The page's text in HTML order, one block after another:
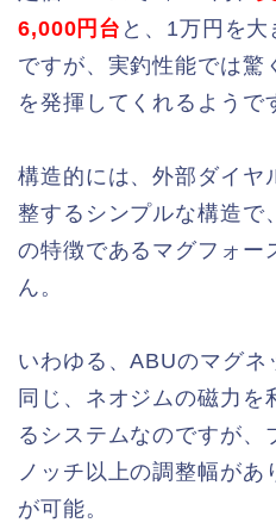
6,000円台 と、1万円を
ですが、実釣性能では驚
を発揮してくれるようで
構造的には、外部ダイヤ
整するシンプルな構造で
の特徴であるマグフォー
ん。
いわゆる、ABUのマグネ
同じ、ネオジムの磁力を
るシステムなのですが、
ノッチ以上の調整幅があ
が可能。